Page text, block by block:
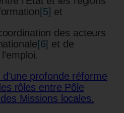
[5] et
des acteurs
[6] et de
d’une profonde réforme
rôles entre Pôle
Missions locales.